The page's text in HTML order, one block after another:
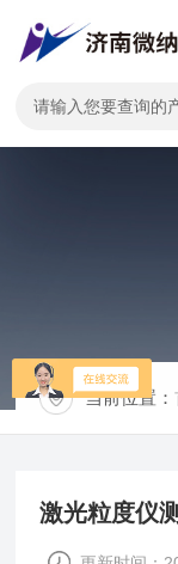
当前位置：
激光粒度仪